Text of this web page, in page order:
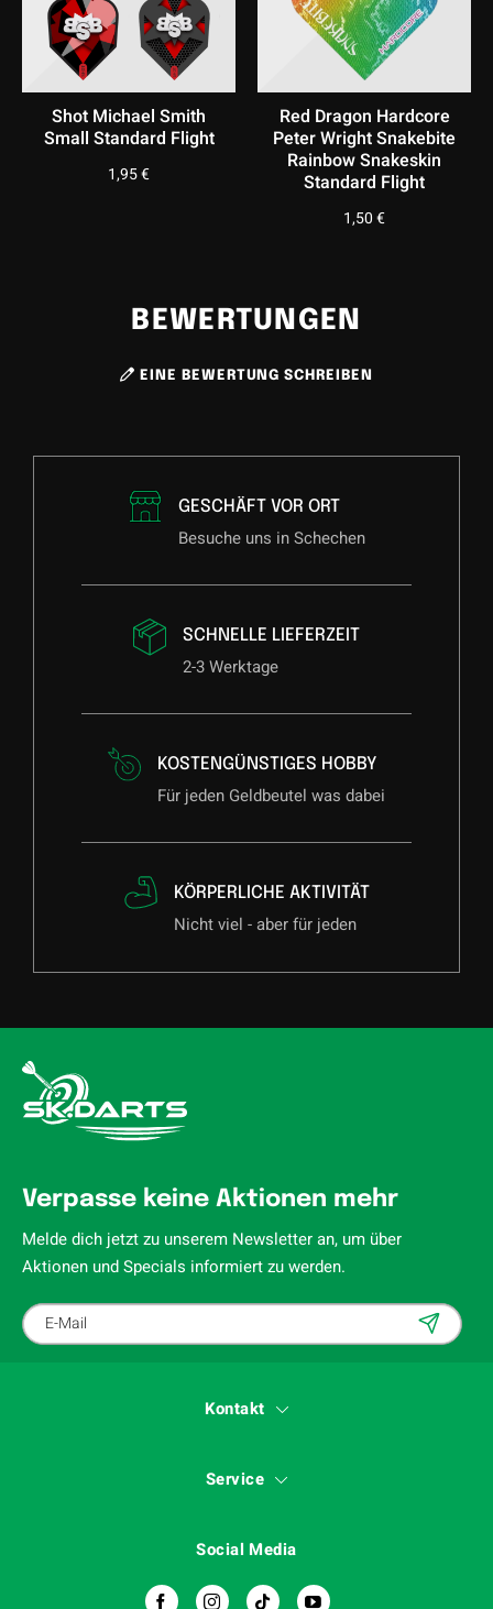
Shot Michael Smith
Small Standard Flight
1,95€
Red Dragon Hardcore
Peter Wright Snakebite
Rainbow Snakeskin
Standard Flight
1,50€
BEWERTUNGEN
EINE BEWERTUNG SCHREIBEN
GESCHÄFT VOR ORT
Besuche uns in Schechen
SCHNELLE LIEFERZEIT
2-3 Werktage
KOSTENGÜNSTIGES HOBBY
Für jeden Geldbeutel was dabei
KÖRPERLICHE AKTIVITÄT
Nicht viel - aber für jeden
Verpasse keine Aktionen mehr
Melde dich jetzt zu unserem Newsletter an, um über
Aktionen und Specials informiert zu werden.
Kontakt
Service
Social Media